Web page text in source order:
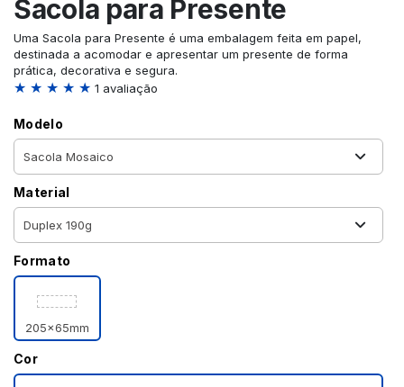
Sacola para Presente
Uma Sacola para Presente é uma embalagem feita em papel,
destinada a acomodar e apresentar um presente de forma
prática, decorativa e segura.
★ ★ ★ ★ ★ 1 avaliação
Modelo
Material
Formato
205x65mm
Cor